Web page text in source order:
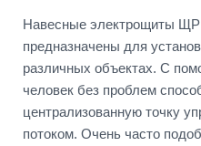
Навесные электрощиты
предназначены для
различных объектах. С
человек без проблем
централизованную точку
потоком. Очень часто